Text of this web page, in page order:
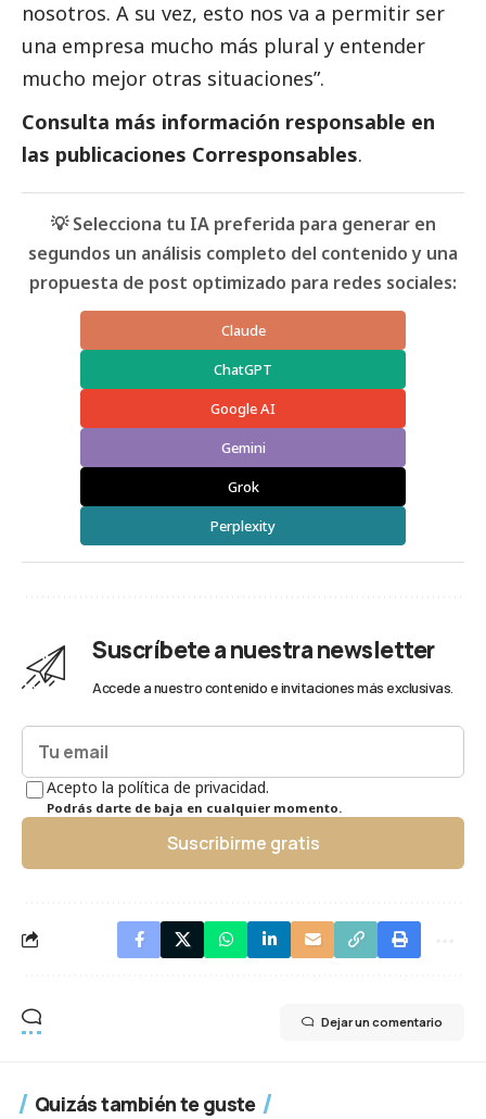
nosotros. A su vez, esto nos va a permitir ser
una empresa mucho más plural y entender
mucho mejor otras situaciones”.
Consulta más información responsable en
las publicaciones Corresponsables.
💡 Selecciona tu IA preferida para generar en
segundos un análisis completo del contenido y una
propuesta de post optimizado para redes sociales:
Claude
ChatGPT
Google AI
Gemini
Grok
Perplexity
Suscríbete a nuestra newsletter
Accede a nuestro contenido e invitaciones más exclusivas.
Acepto la política de privacidad.
Podrás darte de baja en cualquier momento.
Suscribirme gratis
Dejar un comentario
Quizás también te guste